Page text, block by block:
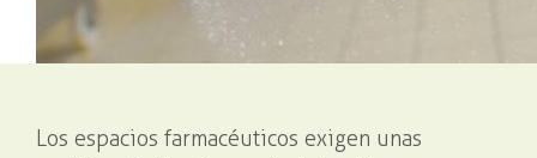
Los espacios farmacéuticos exigen unas